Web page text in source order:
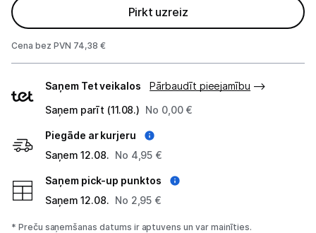
Biroja piederumi
Telefoni, planšetdatori
Telefoni un aksesuāri
Mobilie telefoni un viedtālruņi
Telefona vāciņi un maciņi
Aizsargstikli
Atmiņas kartes
Pirkt uzreiz
Cena bez PVN 74,38 €
veidi
Saņem Tet veikalos
Pārbaudīt pieejamību
Saņem parīt (11.08.) No 0,00 €
Piegāde ar kurjeru
Saņem 12.08. No 4,95 €
Saņem pick-up punktos
Saņem 12.08. No 2,95 €
* Preču saņemšanas datums ir aptuvens un var mainīties.